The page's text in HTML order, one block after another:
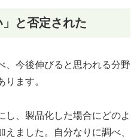
と否定された
、今後伸びると思われる分野
ります。
し、製品化した場合にどのよ
ました。自分なりに調べ、